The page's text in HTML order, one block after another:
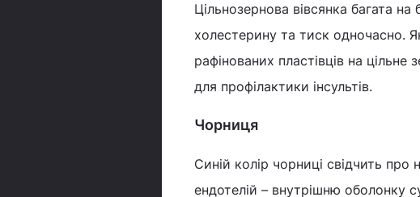
Цільнозернова вівсянка багата
холестерину та тиск одночасно.
рафінованих пластівців на
для профілактики інсультів.
Чорниця
Синій колір чорниці свідчить про
ендотелій – внутрішню оболонку